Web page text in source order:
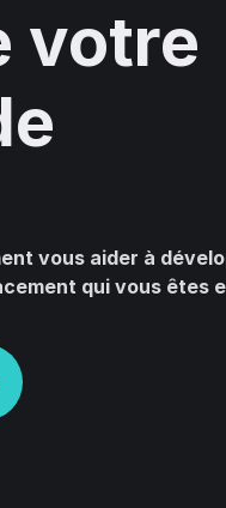
votre
vous aider à
qui vous êtes